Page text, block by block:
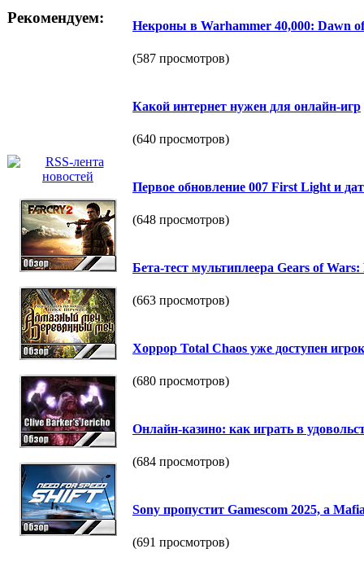
Рекомендуем: Некроны в Warhammer 40,000: Dawn
(587 просмотров)
Какой интернет нужен для онлайн-игр
(640 просмотров)
Первое обновление 007 First Light и
(648 просмотров)
Бета-тест мультиплеера Gears of
(663 просмотров)
Хоррор Total Chaos уже доступен
(680 просмотров)
Онлайн-казино: как играть в
(684 просмотров)
Sony пропустит Gamescom 2025, а
(691 просмотров)